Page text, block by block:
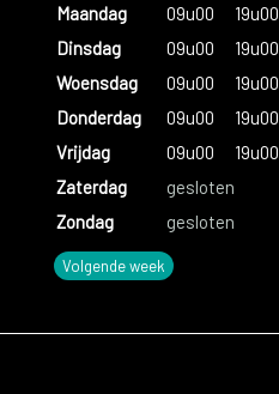
Maandag 09u00
19u00
Dinsdag
09u00
19u00
Woensdag
09u00
19u00
Donderdag
09u00
19u00
Vrijdag
09u00
19u00
Zaterdag
gesloten
Zondag
gesloten
Volgende week